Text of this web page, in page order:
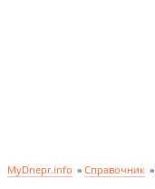
MyDnepr.info » Справочник »